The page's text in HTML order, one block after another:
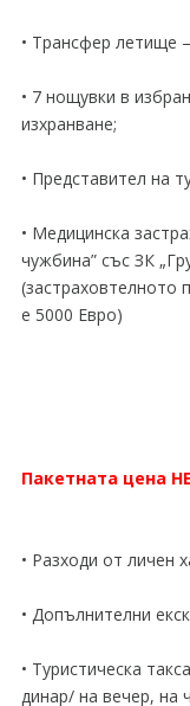
• Трансфер летище
• 7 нощувки в
изхранване;
• Представител на
• Медицинска
чужбина” със ЗК
(застраховтелното
е 5000 Евро)
Пакетната цена
• Разходи от личен
• Допълнителни
• Туристическа
динар/ на вечер, на